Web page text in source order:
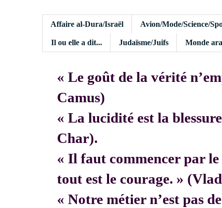
Affaire al-Dura/Israël Avion/Mode/Science/
Il ou elle a dit... Judaïsme/Juifs Monde
« Le goût de la vérité
Camus)
« La lucidité est la
Char).
« Il faut commencer par le
tout est le courage. »
« Notre métier n’est pas